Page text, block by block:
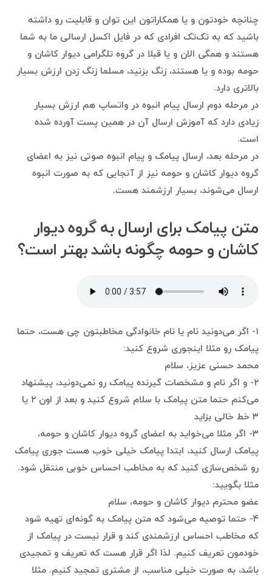
چنانچه خودتون و یا همکاراتون این توان و قابلیت رو داشته
باشید که به تک‌تک افرادی که در فایل اکسل ارسالی ما به شما
هستند و همگی الان و یا قبلا در گروه تلگرامی دیوار کاشان و
حومه بوده و یا هستند، زنگ بزنید، مسلما زنگ زدن ارزش بسیار
بالاتری دارد.
در مرحله دوم ارسال پیام انبوه در واتساپ هم ارزش بسیار
زیادی دارد که آموزش ارسال آن در همین پست آورده شده
است.
در مرحله بعد، ارسال پیامک و پیام انبوه صوتی نیز به اعضای
گروه دیوار کاشان و حومه نیز از آنجایی که به صورت انبوه
ارسال می‌شوند، بسیار ارزشمند هست.
متن پیامک برای ارسال به گروه دیوار
کاشان و حومه چگونه باشد بهتر است؟
۱- اگر می‌دونید نام یا نام خانوادگی مخاطبتون چی هست، حتما
پیامک رو مثلا اینجوری شروع کنید:
محمد حسنی عزیز، سلام
۲- و اگر نام و مشخصات گیرنده پیامک رو نمی‌دونید، پیشنهاد
می‌کنم حتما متن پیامک با سلام شروع کنید و بعد از اون ۲ یا
۳ خط خالی بزاید
۳- اگر مثلا می‌خواید به اعضای گروه دیوار کاشان و حومه،
پیامک ارسال کنید، ابتدا پیامک خیلی خوب هست جوری پیامک
رو شخص‌سازی کنید که به مخاطب احساس خوبی منتقل شود.
مثلا بگویید:
عضو محترم دیوار کاشان و حومه، سلام
۴- حتما توصیه می‌شود که متن پیامک به گونه‌ای تهیه شود
که مخاطب احساس ارزشمندی کند و قرار نیست در پیامک از
خودمون تعریف کنیم. لذا اگر قرار هست که تعریف و تمجیدی
باشد، به صورت خیلی مناسب، از مشتری تمجید کنیم. مثلا